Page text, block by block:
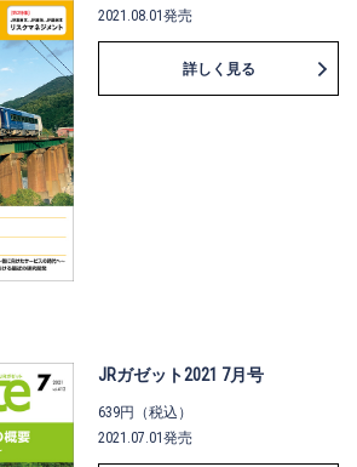
2021.08.01発売
詳しく見る
JRガゼット2021 7月号
639円（税込）
2021.07.01発売